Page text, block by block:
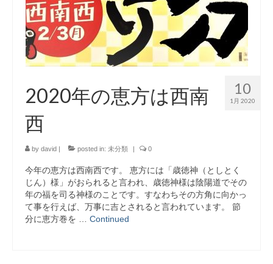
10
1月 2020
2020年の恵方は西南
西
by david | posted in: 未分類 | 0
今年の恵方は西南西です。 恵方には「歳徳神（としとく
じん）様」がおられると言われ、歳徳神様は陰陽道でその
年の福を司る神様のことです。すなわちその方角に向かっ
て事を行えば、万事に吉とされると言われています。 節
分に恵方巻を … Continued